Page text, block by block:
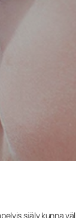
själv kunna